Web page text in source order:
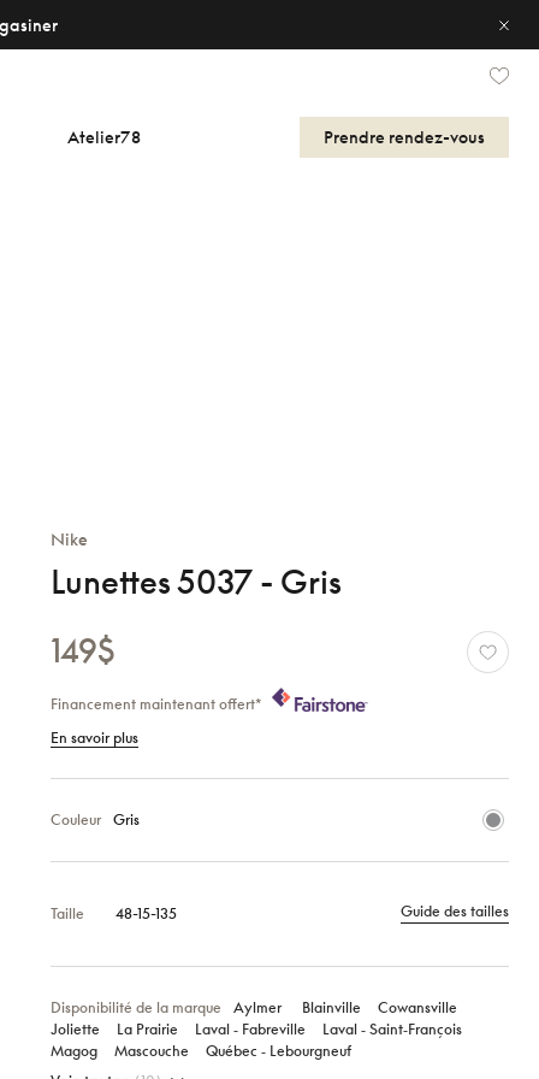
Atelier78 Prendre rendez-vous
Nike
Lunettes 5037 - Gris
149$
Financement maintenant offert*
En savoir plus
Couleur Gris
Taille 48-15-135 Guide des tailles
Disponibilité de la marque Aylmer Blainville
Cowansville
Joliette
La Prairie Laval ‑ Fabreville
Laval ‑ Saint‑François
Magog
Mascouche
Québec ‑ Lebourgneuf